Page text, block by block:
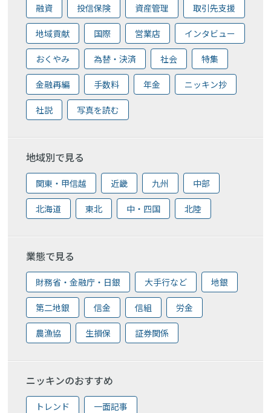
融資 投信保険 資産管理 取引先支援
地域貢献 国際 営業店 インタビュー
おくやみ 為替・決済 社会 特集
金融再編 手数料 年金 ニッキン抄
社説 写真を読む
地域別で見る
関東・甲信越 近畿 九州 中部
北海道 東北 中・四国 北陸
業態で見る
財務省・金融庁・日銀 大手行など 地銀
第二地銀 信金 信組 労金
農漁協 生損保 証券関係
ニッキンのおすすめ
トレンド 一面記事